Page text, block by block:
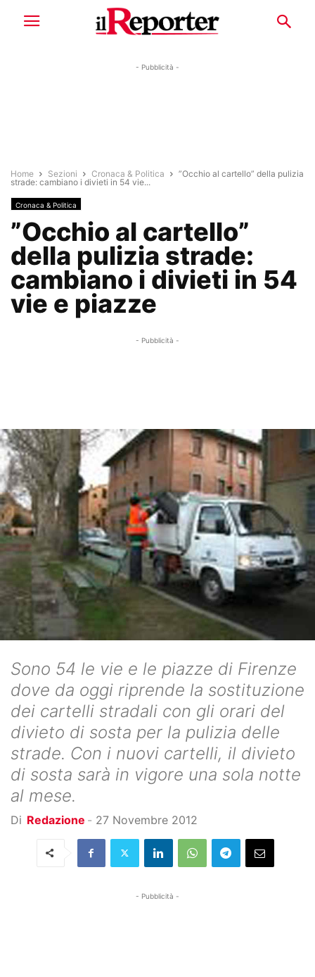
- Pubblicità -
Home Sezioni Cronaca & Politica
”Occhio al cartello” della pulizia
strade: cambiano i divieti in 54 vie...
Cronaca & Politica
”Occhio al cartello”
della pulizia strade:
cambiano i divieti in 54
vie e piazze
- Pubblicità -
Sono 54 le vie e le piazze di Firenze
dove da oggi riprende la sostituzione
dei cartelli stradali con gli orari del
divieto di sosta per la pulizia delle
strade. Con i nuovi cartelli, il divieto
di sosta sarà in vigore una sola notte
al mese.
Di Redazione - 27 Novembre 2012
- Pubblicità -